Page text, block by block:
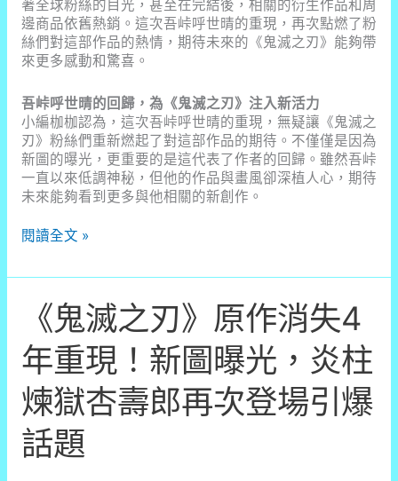
著全球粉絲的目光，甚至在完結後，相關的衍生作品和周
邊商品依舊熱銷。這次吾峠呼世晴的重現，再次點燃了粉
絲們對這部作品的熱情，期待未來的《鬼滅之刃》能夠帶
來更多感動和驚喜。
吾峠呼世晴的回歸，為《鬼滅之刃》注入新活力
小編枷枷認為，這次吾峠呼世晴的重現，無疑讓《鬼滅之
刃》粉絲們重新燃起了對這部作品的期待。不僅僅是因為
新圖的曝光，更重要的是這代表了作者的回歸。雖然吾峠
一直以來低調神秘，但他的作品與畫風卻深植人心，期待
未來能夠看到更多與他相關的新創作。
《鬼
消
失
4
年
重
現！
新
閱讀全文 »
《鬼滅之刃》原作消失4
年重現！新圖曝光，炎柱
煉獄杏壽郎再次登場引爆
話題